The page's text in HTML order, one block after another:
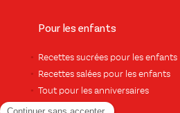
Pour les enfants
Recettes sucrées pour les enfants
Recettes salées pour les enfants
Tout pour les anniversaires